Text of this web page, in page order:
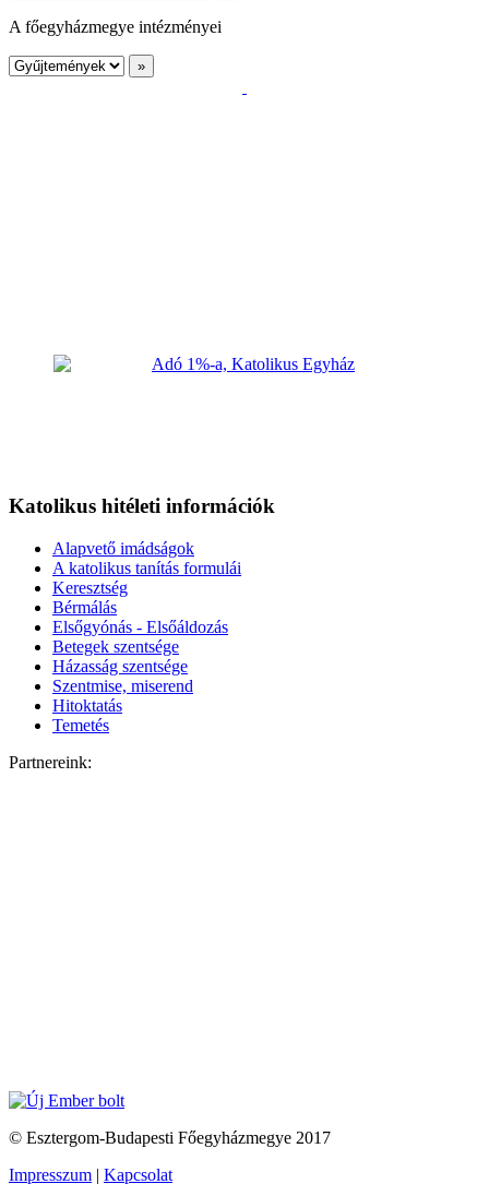
A főegyházmegye intézményei
Katolikus hitéleti információk
Alapvető imádságok
A katolikus tanítás formulái
Keresztség
Bérmálás
Elsőgyónás - Elsőáldozás
Betegek szentsége
Házasság szentsége
Szentmise, miserend
Hitoktatás
Temetés
Partnereink:
© Esztergom-Budapesti Főegyházmegye 2017
Impresszum | Kapcsolat